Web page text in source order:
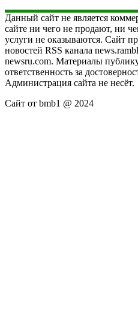
Данный сайт не является
сайте ни чего не продают, ни
услуги не оказываются. Сайт
новостей RSS канала
newsru.com. Материалы
ответственность за
Администрация сайта не несёт.
Сайт от bmb1 @ 2024